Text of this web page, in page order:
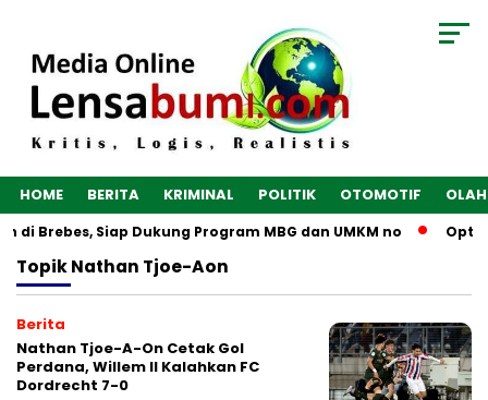
HOME BERITA KRIMINAL POLITIK OTOMOTIF
di Brebes, Siap Dukung Program MBG dan UMKM no
TopikNathan Tjoe-Aon
Berita
Nathan Tjoe-A-On Cetak Gol
Perdana, Willem II Kalahkan FC
Dordrecht 7-0